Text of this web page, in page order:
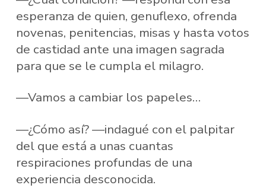
esperanza de quien, genuflexo, ofrenda
novenas, penitencias, misas y hasta votos
de castidad ante una imagen sagrada
para que se le cumpla el milagro.
—Vamos a cambiar los papeles…
—¿Cómo así? —indagué con el palpitar
del que está a unas cuantas
respiraciones profundas de una
experiencia desconocida.